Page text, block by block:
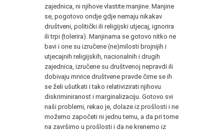
zajednica, ni njihove vlastite manjine. Manjine
se, pogotovo ondje gdje nemaju nikakav
društveni, politički ili religijski utjecaj, ignorira
ili trpi (tolerira). Manjinama se gotovo nitko ne
bavi i one su izručene (ne)milosti brojnijih i
utjecajnih religijskih, nacionalnih i drugih
zajednica, izručene su društvenoj nepravdi ili
dobivaju mrvice društvene pravde čime se ih
se želi ušutkati i tako relativizirati njihovu
diskriminiranost i marginalizaciju. Gotovo svi
naši problemi, rekao je, dolaze iz prošlosti i ne
možemo započeti ni jednu temu, a da pri tome
na završimo u prošlosti i da ne krenemo iz